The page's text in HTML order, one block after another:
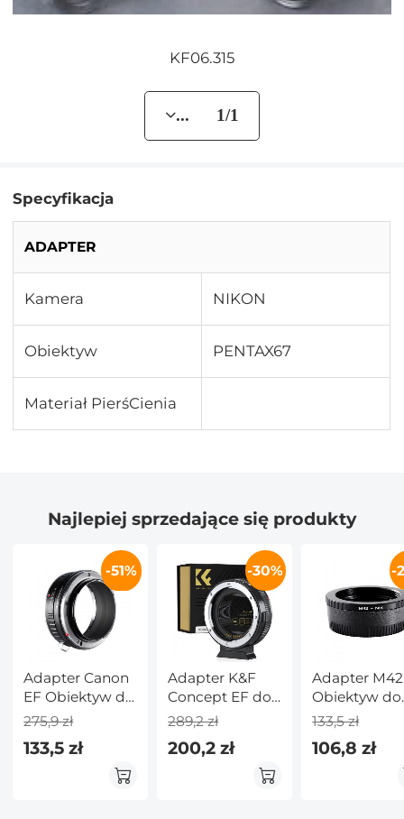
KF06.315
... 1/1
Specyfikacja
ADAPTER
Kamera NIKON
Obiektyw PENTAX67
Materiał PierśCienia
Najlepiej sprzedające się produkty
-51%
Adapter Canon
EF Obiektyw do
Canon EOS R
Aparat
275,9 zł
133,5 zł
-30%
Adapter K&F
Concept EF do
EOS R, adapter
mocowania
obiektywu z
automatycznym
289,2 zł
200,2 zł
-
Adapter M42
Obiektyw do
Nikon F
133,5 zł
106,8 zł